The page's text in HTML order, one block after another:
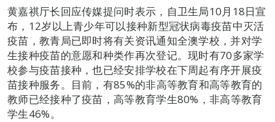
黄嘉祺厅长回应传媒提问时表示，自卫生局10月18日宣
布，12岁以上青少年可以接种新型冠状病毒疫苗中灭活
疫苗，教青局已即时将有关资讯通知全澳学校，并对学
生接种疫苗的意愿和种类作再次登记。现时有70多家学
校参与疫苗接种，也已经安排学校在下周起有序开展疫
苗接种服务。目前，有85%的非高等教育和高等教育的
教师已经接种了疫苗，高等教育学生80%，非高等教育
学生46%。